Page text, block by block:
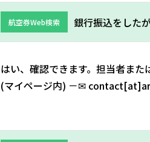
航空券Web検索 銀行振込をした
はい、確認できます。担当者ま
(マイページ内) －✉